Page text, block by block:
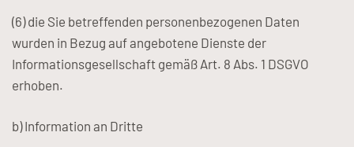
(6) die Sie betreffenden personenbezogenen Daten
wurden in Bezug auf angebotene Dienste der
Informationsgesellschaft gemäß Art. 8 Abs. 1 DSGVO
erhoben.
b) Information an Dritte